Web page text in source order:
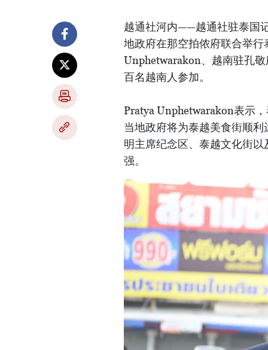
越通社河内——越通社驻泰国
地政府在那空拍侬府联合举
Unphetwarakon、越南驻孔
百名越南人参加。
Pratya Unphetwarakon表示
当地政府将为泰越美食街顺
明主席纪念区、泰越文化街
强。